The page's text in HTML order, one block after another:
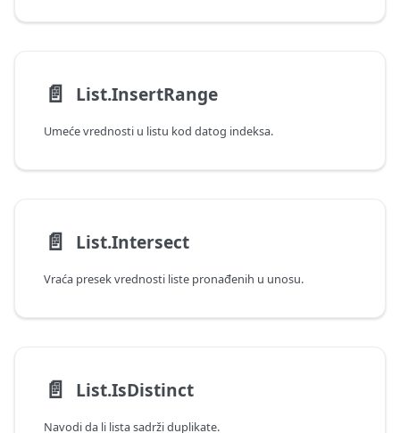
📄️ List.InsertRange
Umeće vrednosti u listu kod datog indeksa.
📄️ List.Intersect
Vraća presek vrednosti liste pronađenih u unosu.
📄️ List.IsDistinct
Navodi da li lista sadrži duplikate.